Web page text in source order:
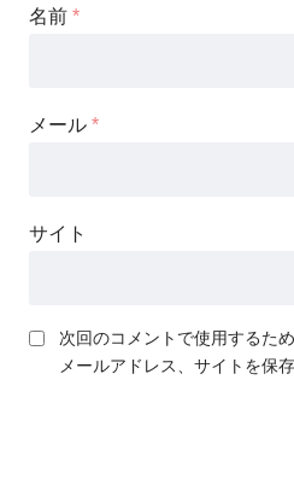
名前 *
メール *
サイト
次回のコメントで使用するた
メールアドレス、サイトを保存